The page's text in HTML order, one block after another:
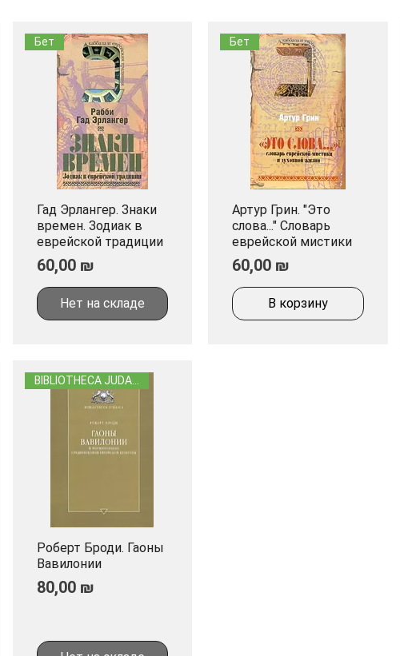
Быстрый просмотр
Бет
Гад Эрлангер. Знаки
времен. Зодиак в
еврейской традиции
Цена
60,00 ₪
Нет на складе
Быстрый просмотр
Бет
Артур Грин. "Это
слова..." Словарь
еврейской мистики
Цена
60,00 ₪
В корзину
Быстрый просмотр
BIBLIOTHECA JUDAICA
Роберт Броди. Гаоны
Вавилонии
Цена
80,00 ₪